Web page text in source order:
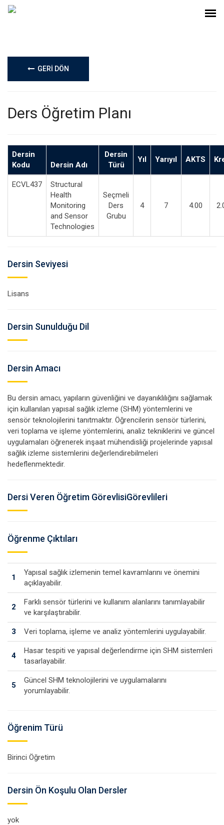
GERİ DÖN
Ders Öğretim Planı
Dersin
Kodu
Dersin Adı
Dersin
Türü
Yıl Yarıyıl AKTS
ECVL437
Structural
Health
Monitoring
and Sensor
Technologies
Seçmeli
Ders
Grubu
4 7 4.00
Dersin Seviyesi
Lisans
Dersin Sunulduğu Dil
Dersin Amacı
Bu dersin amacı, yapıların güvenliğini ve dayanıklılığını sağlamak
için kullanılan yapısal sağlık izleme (SHM) yöntemlerini ve
sensör teknolojilerini tanıtmaktır. Öğrencilerin sensör türlerini,
veri toplama ve işleme yöntemlerini, analiz tekniklerini ve güncel
uygulamaları öğrenerek inşaat mühendisliği projelerinde yapısal
sağlık izleme sistemlerini değerlendirebilmeleri
hedeflenmektedir.
Dersi Veren Öğretim GörevlisiGörevlileri
Öğrenme Çıktıları
1
Yapısal sağlık izlemenin temel kavramlarını ve önemini
açıklayabilir.
2
Farklı sensör türlerini ve kullanım alanlarını tanımlayabilir
ve karşılaştırabilir.
3 Veri toplama, işleme ve analiz yöntemlerini uygulayabilir.
4
Hasar tespiti ve yapısal değerlendirme için SHM sistemleri
tasarlayabilir.
5
Güncel SHM teknolojilerini ve uygulamalarını
yorumlayabilir.
Öğrenim Türü
Birinci Öğretim
Dersin Ön Koşulu Olan Dersler
yok